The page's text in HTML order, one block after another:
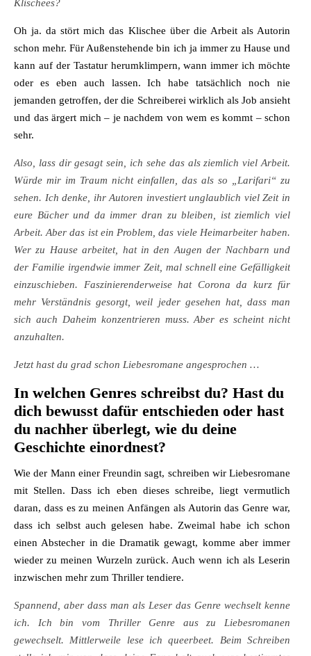
Klischees?
Oh ja. da stört mich das Klischee über die Arbeit als Autorin
schon mehr. Für Außenstehende bin ich ja immer zu Hause und
kann auf der Tastatur herumklimpern, wann immer ich möchte
oder es eben auch lassen. Ich habe tatsächlich noch nie
jemanden getroffen, der die Schreiberei wirklich als Job ansieht
und das ärgert mich – je nachdem von wem es kommt – schon
sehr.
Also, lass dir gesagt sein, ich sehe das als ziemlich viel Arbeit.
Würde mir im Traum nicht einfallen, das als so „Larifari“ zu
sehen. Ich denke, ihr Autoren investiert unglaublich viel Zeit in
eure Bücher und da immer dran zu bleiben, ist ziemlich viel
Arbeit. Aber das ist ein Problem, das viele Heimarbeiter haben.
Wer zu Hause arbeitet, hat in den Augen der Nachbarn und
der Familie irgendwie immer Zeit, mal schnell eine Gefälligkeit
einzuschieben. Faszinierenderweise hat Corona da kurz für
mehr Verständnis gesorgt, weil jeder gesehen hat, dass man
sich auch Daheim konzentrieren muss. Aber es scheint nicht
anzuhalten.
Jetzt hast du grad schon Liebesromane angesprochen …
In welchen Genres schreibst du? Hast du
dich bewusst dafür entschieden oder hast
du nachher überlegt, wie du deine
Geschichte einordnest?
Wie der Mann einer Freundin sagt, schreiben wir Liebesromane
mit Stellen. Dass ich eben dieses schreibe, liegt vermutlich
daran, dass es zu meinen Anfängen als Autorin das Genre war,
dass ich selbst auch gelesen habe. Zweimal habe ich schon
einen Abstecher in die Dramatik gewagt, komme aber immer
wieder zu meinen Wurzeln zurück. Auch wenn ich als Leserin
inzwischen mehr zum Thriller tendiere.
Spannend, aber dass man als Leser das Genre wechselt kenne
ich. Ich bin vom Thriller Genre aus zu Liebesromanen
gewechselt. Mittlerweile lese ich queerbeet. Beim Schreiben